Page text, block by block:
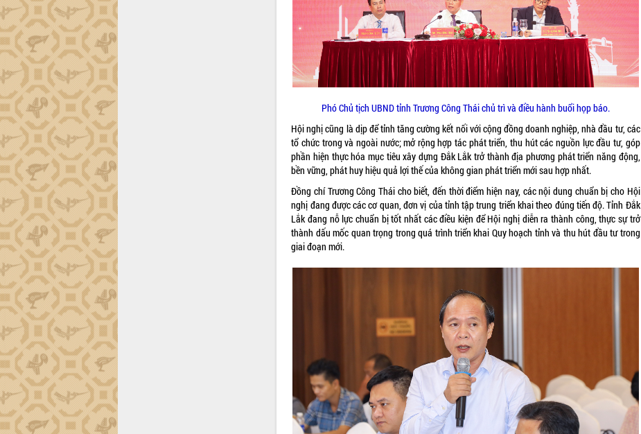
Phó Chủ tịch UBND tỉnh Trương Công Thái chủ trì và điều hành buổi họp báo.
Hội nghị cũng là dịp để tỉnh tăng cường kết nối với cộng đồng doanh nghiệp, nhà đầu tư, các
tổ chức trong và ngoài nước; mở rộng hợp tác phát triển, thu hút các nguồn lực đầu tư, góp
phần hiện thực hóa mục tiêu xây dựng Đắk Lắk trở thành địa phương phát triển năng động,
bền vững, phát huy hiệu quả lợi thế của không gian phát triển mới sau hợp nhất.
Đồng chí Trương Công Thái cho biết, đến thời điểm hiện nay, các nội dung chuẩn bị cho Hội
nghị đang được các cơ quan, đơn vị của tỉnh tập trung triển khai theo đúng tiến độ. Tỉnh Đắk
Lắk đang nỗ lực chuẩn bị tốt nhất các điều kiện để Hội nghị diễn ra thành công, thực sự trở
thành dấu mốc quan trọng trong quá trình triển khai Quy hoạch tỉnh và thu hút đầu tư trong
giai đoạn mới.